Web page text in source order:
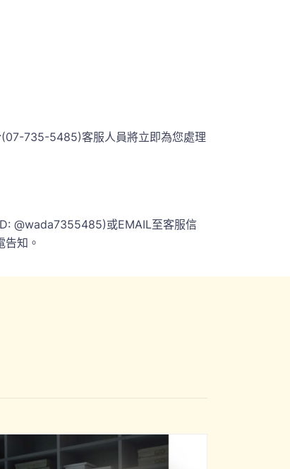
(07-735-5485)客服人員將立即為您處理
@wada7355485)或EMAIL至客服信
知。